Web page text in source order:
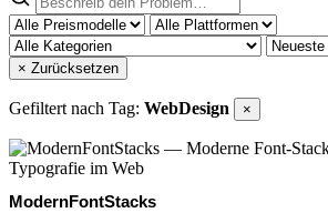
× Zurücksetzen
Gefiltert nach Tag: WebDesign ×
ModernFontStacks